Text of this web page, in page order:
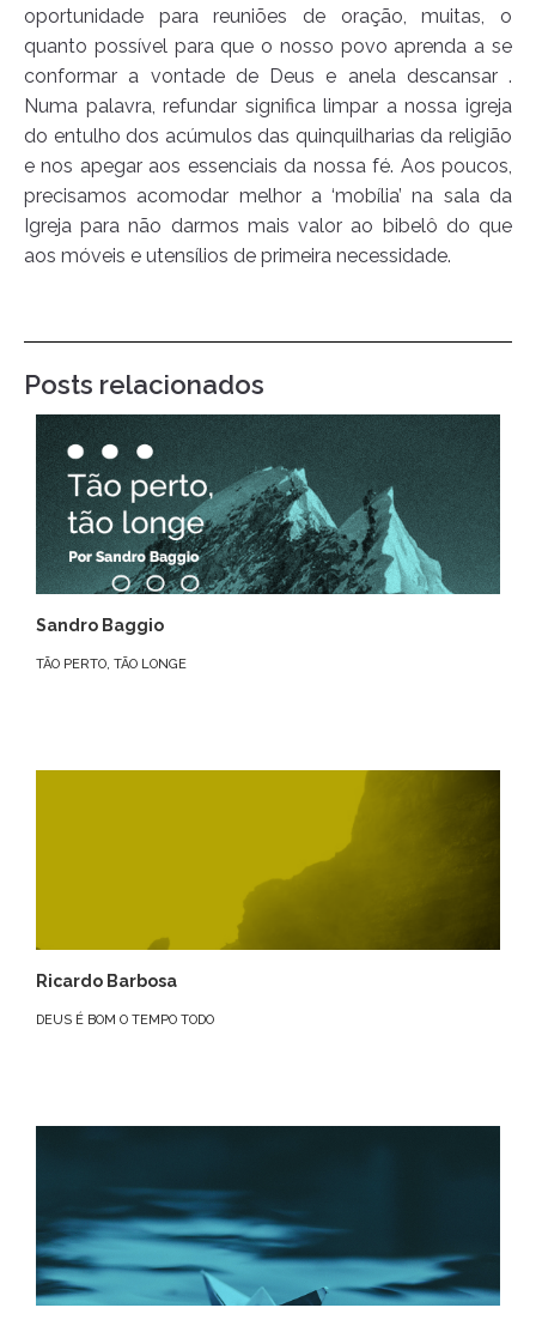
oportunidade para reuniões de oração, muitas, o
quanto possível para que o nosso povo aprenda a se
conformar a vontade de Deus e anela descansar .
Numa palavra, refundar significa limpar a nossa igreja
do entulho dos acúmulos das quinquilharias da religião
e nos apegar aos essenciais da nossa fé. Aos poucos,
precisamos acomodar melhor a ‘mobília’ na sala da
Igreja para não darmos mais valor ao bibelô do que
aos móveis e utensílios de primeira necessidade.
Posts relacionados
Sandro Baggio
TÃO PERTO, TÃO LONGE
Ricardo Barbosa
DEUS É BOM O TEMPO TODO